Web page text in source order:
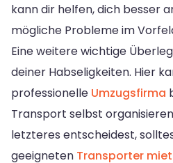
kann dir helfen, dich besser
mögliche Probleme im
Eine weitere wichtige
deiner Habseligkeiten. Hier
professionelle Umzugsfirma
Transport selbst
letzteres entscheidest,
geeigneten Transporter